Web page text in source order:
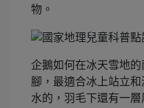
物。
企鵝如何在冰天雪地
腳，最適合冰上站立
水的，羽毛下還有一